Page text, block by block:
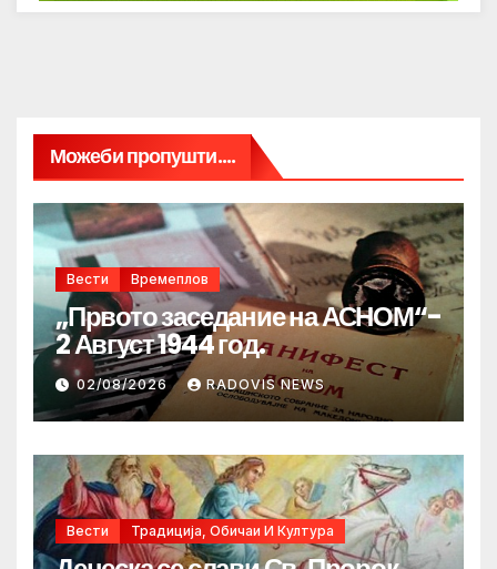
Можеби пропушти....
Вести Времеплов
„Првото заседание на АСНОМ“-
2 Август 1944 год.
02/08/2026 RADOVIS NEWS
Вести Традиција, Обичаи И Култура